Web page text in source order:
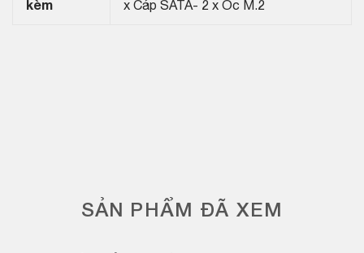
kèm
x Cáp SATA- 2 x Ốc M.2
SẢN PHẨM ĐÃ XEM